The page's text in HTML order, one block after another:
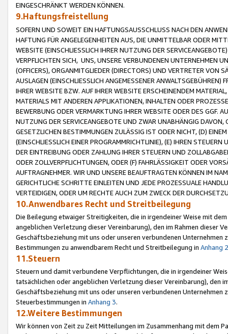
EINGESCHRÄNKT WERDEN KÖNNEN.
9.Haftungsfreistellung
SOFERN UND SOWEIT EIN HAFTUNGSAUSSCHLUSS NACH DEN
HAFTUNG FÜR ANGELEGENHEITEN AUS, DIE UNMITTELBAR ODER
WEBSITE (EINSCHLIESSLICH IHRER NUTZUNG DER
VERPFLICHTEN SICH, UNS, UNSERE VERBUNDENEN UNTERNEHMEN
(OFFICERS), ORGANMITGLIEDER (DIRECTORS) UND VERTRETER VON
AUSLAGEN (EINSCHLIESSLICH ANGEMESSENER
IHRER WEBSITE BZW. AUF IHRER WEBSITE ERSCHEINENDEM
MATERIALS MIT ANDEREN APPLIKATIONEN, INHALTEN ODER
BEWERBUNG ODER VERMARKTUNG IHRER WEBSITE ODER DES GGF.
NUTZUNG DER SERVICEANGEBOTE UND ZWAR UNABHÄNGIG
GESETZLICHEN BESTIMMUNGEN ZULÄSSIG IST ODER NICHT, (D)
(EINSCHLIESSLICH EINER PROGRAMMRICHTLINIE), (E) IHREN
DER EINTREIBUNG ODER ZAHLUNG IHRER STEUERN UND
ODER ZOLLVERPFLICHTUNGEN, ODER (F) FAHRLÄSSIGKEIT ODER
AUFTRAGNEHMER. WIR UND UNSERE BEAUFTRAGTEN KÖNNEN IM
GERICHTLICHE SCHRITTE EINLEITEN UND JEDE PROZESSUALE
VERTEIDIGEN, ODER UM RECHTE AUCH ZUM ZWECK DER
10.Anwendbares Recht und Streitbeilegung
Die Beilegung etwaiger Streitigkeiten, die in irgendeiner Weise mit
angeblichen Verletzung dieser Vereinbarung), den im Rahmen dieser
Geschäftsbeziehung mit uns oder unseren verbundenen
Bestimmungen zu anwendbarem Recht und Streitbeilegung in Anhang 2
11.Steuern
Steuern und damit verbundene Verpflichtungen, die in irgendeiner
tatsächlichen oder angeblichen Verletzung dieser Vereinbarung), den
Geschäftsbeziehung mit uns oder unseren verbundenen
Steuerbestimmungen in Anhang 3.
12.Weitere Bestimmungen
Wir können von Zeit zu Zeit Mitteilungen im Zusammenhang mit dem